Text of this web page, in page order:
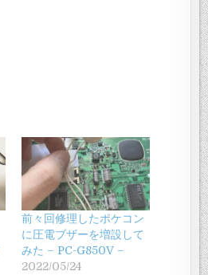
前々回修理したポケコン
に圧電ブザーを増設して
みた – PC-G850V –
2022/05/24